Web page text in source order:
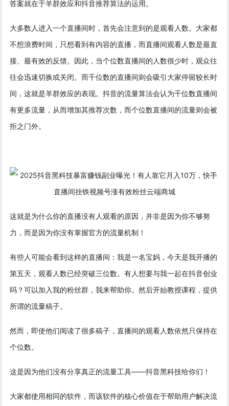
答案就在于羊群效应和抖音推荐算法的运用。
大多数人进入一个直播间时，首先会注意到的是观看人数。大家都
不想浪费时间，只想看到有内容的直播，而直播间观看人数是最直
接、最有效的反馈。因此，当个位数直播间的人数很少时，观众往
往会迅速切换或关闭。而千位数的直播间则会吸引大家停留较长时
间，这就是羊群效应的表现。抖音的流量算法会认为千位数直播间
有更多流量，从而增加其推荐次数，而个位数直播间的流量则会被
拒之门外。
这就是为什么你的直播没有人观看的原因，并非是因为你不够努
力，而是因为你没有掌握官方的流量机制！
有些人可能会看到这样的直播间：我是一名宝妈，今天是我开播的
第五天，观看人数已经突破三位数。有人想要与我一起在抖音创业
吗？可以加入我的粉丝群，我来帮助你。然后开始教授课程，提供
所谓的流量稿子。
然而，即使他们阅读了很多稿子，直播间的观看人数依然只保持在
个位数。
这是因为他们没有分享真正的流量工具——抖音黑科技给你们！
大家都使用相同的软件，而该软件的核心价值在于帮助用户解决流